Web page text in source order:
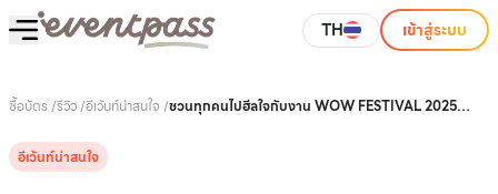
TH เข้าสู่ระบบ
ซื้อบัตร /รีวิว/อีเว้นท์น่าสนใจ /ชวนทุกคนไปฮีลใจกับงาน WOW FESTIVAL 2025
อีเว้นท์น่าสนใจ